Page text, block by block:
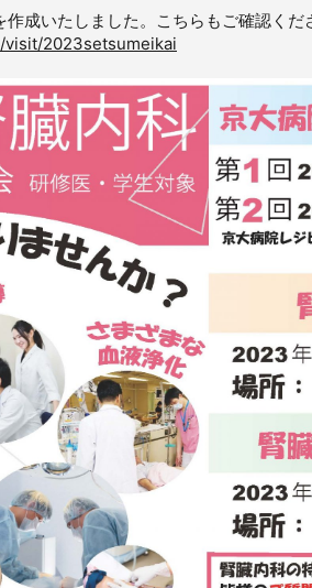
作成いたしました。こちらもご確認くだ
2023setsumeikai